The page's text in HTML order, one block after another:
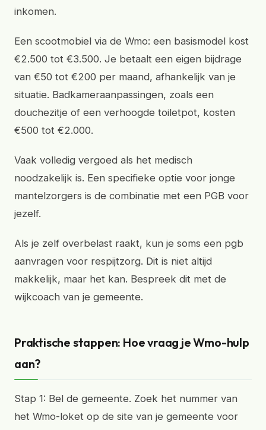
inkomen.
Een scootmobiel via de Wmo: een basismodel kost
€2.500 tot €3.500. Je betaalt een eigen bijdrage
van €50 tot €200 per maand, afhankelijk van je
situatie. Badkameraanpassingen, zoals een
douchezitje of een verhoogde toiletpot, kosten
€500 tot €2.000.
Vaak volledig vergoed als het medisch
noodzakelijk is. Een specifieke optie voor jonge
mantelzorgers is de combinatie met een PGB voor
jezelf.
Als je zelf overbelast raakt, kun je soms een pgb
aanvragen voor respijtzorg. Dit is niet altijd
makkelijk, maar het kan. Bespreek dit met de
wijkcoach van je gemeente.
Praktische stappen: Hoe vraag je Wmo-hulp
aan?
Stap 1: Bel de gemeente. Zoek het nummer van
het Wmo-loket op de site van je gemeente voor